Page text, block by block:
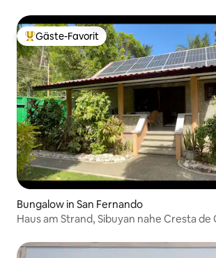
Beliebter Gäste-Favorit.
Gäste-Favorit
Bungalow in San Fernando
Haus am Strand, Sibuyan nahe